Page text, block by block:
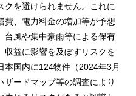
クを避けられません。これに
費、電力料金の増加等が予想
台風や集中豪雨等による保有
収益に影響を及ぼすリスクを
本国内に124物件（2024年3月
ードマップ等の調査により